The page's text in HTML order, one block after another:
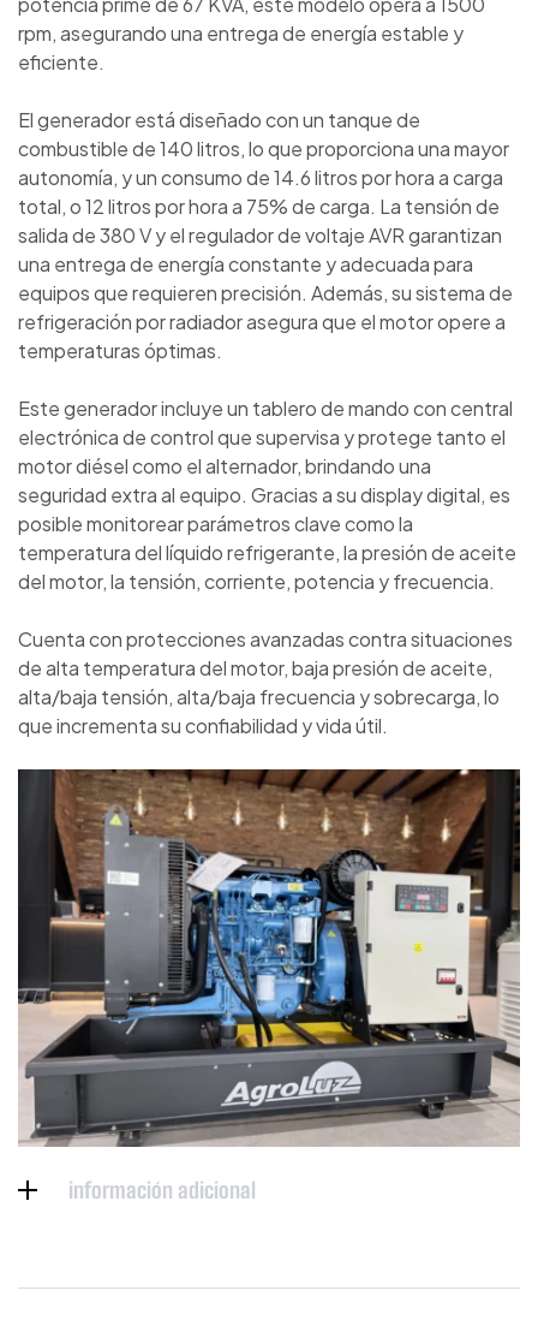
rpm, asegurando una entrega de energía estable y
eficiente.
El generador está diseñado con un tanque de
combustible de 140 litros, lo que proporciona una mayor
autonomía, y un consumo de 14.6 litros por hora a carga
total, o 12 litros por hora a 75% de carga. La tensión de
salida de 380 V y el regulador de voltaje AVR garantizan
una entrega de energía constante y adecuada para
equipos que requieren precisión. Además, su sistema de
refrigeración por radiador asegura que el motor opere a
temperaturas óptimas.
Este generador incluye un tablero de mando con central
electrónica de control que supervisa y protege tanto el
motor diésel como el alternador, brindando una
seguridad extra al equipo. Gracias a su display digital, es
posible monitorear parámetros clave como la
temperatura del líquido refrigerante, la presión de aceite
del motor, la tensión, corriente, potencia y frecuencia.
Cuenta con protecciones avanzadas contra situaciones
de alta temperatura del motor, baja presión de aceite,
alta/baja tensión, alta/baja frecuencia y sobrecarga, lo
que incrementa su confiabilidad y vida útil.
información adicional